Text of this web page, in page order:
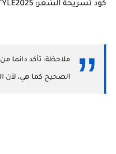
كود تسريحة الشعر: HAIRSTYLE2025
ملاحظة: تأكد دائما
الصحيح كما هي، لأن